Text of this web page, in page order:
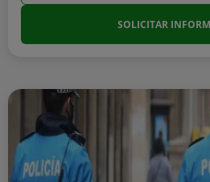
SOLICITAR